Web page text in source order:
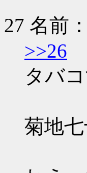
27 名前
>>26
タバ
菊地